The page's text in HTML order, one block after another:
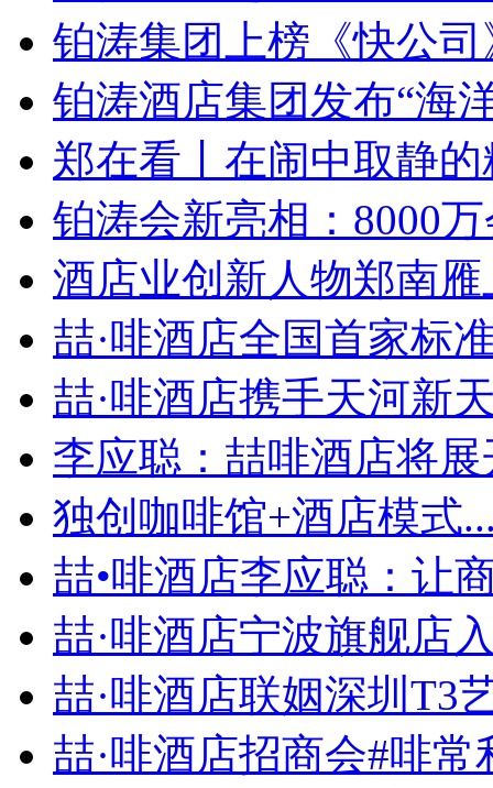
铂涛集团上榜《快公司
铂涛酒店集团发布“海
郑在看丨在闹中取静的
铂涛会新亮相：8000
酒店业创新人物郑南雁
喆·啡酒店全国首家标
喆·啡酒店携手天河新
李应聪：喆啡酒店将展
独创咖啡馆+酒店模式
喆•啡酒店李应聪：让
喆·啡酒店宁波旗舰店
喆·啡酒店联姻深圳T3
喆·啡酒店招商会#啡常